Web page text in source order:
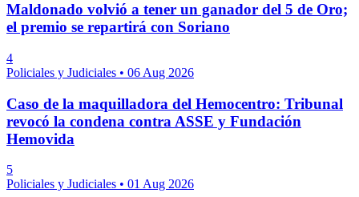
Maldonado volvió a tener un ganador del 5 de Oro;
el premio se repartirá con Soriano
4
Policiales y Judiciales • 06 Aug 2026
Caso de la maquilladora del Hemocentro: Tribunal
revocó la condena contra ASSE y Fundación
Hemovida
5
Policiales y Judiciales • 01 Aug 2026